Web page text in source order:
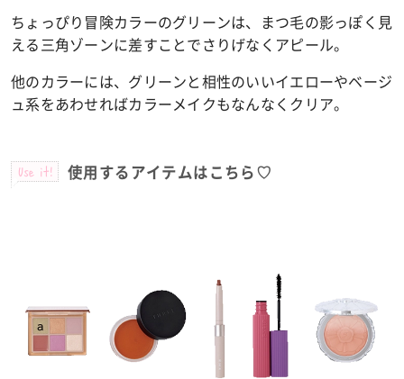
ちょっぴり冒険カラーのグリーンは、まつ毛の影っぽく見
える三角ゾーンに差すことでさりげなくアピール。
他のカラーには、グリーンと相性のいいイエローやベージ
ュ系をあわせればカラーメイクもなんなくクリア。
Use it! 使用するアイテムはこちら♡